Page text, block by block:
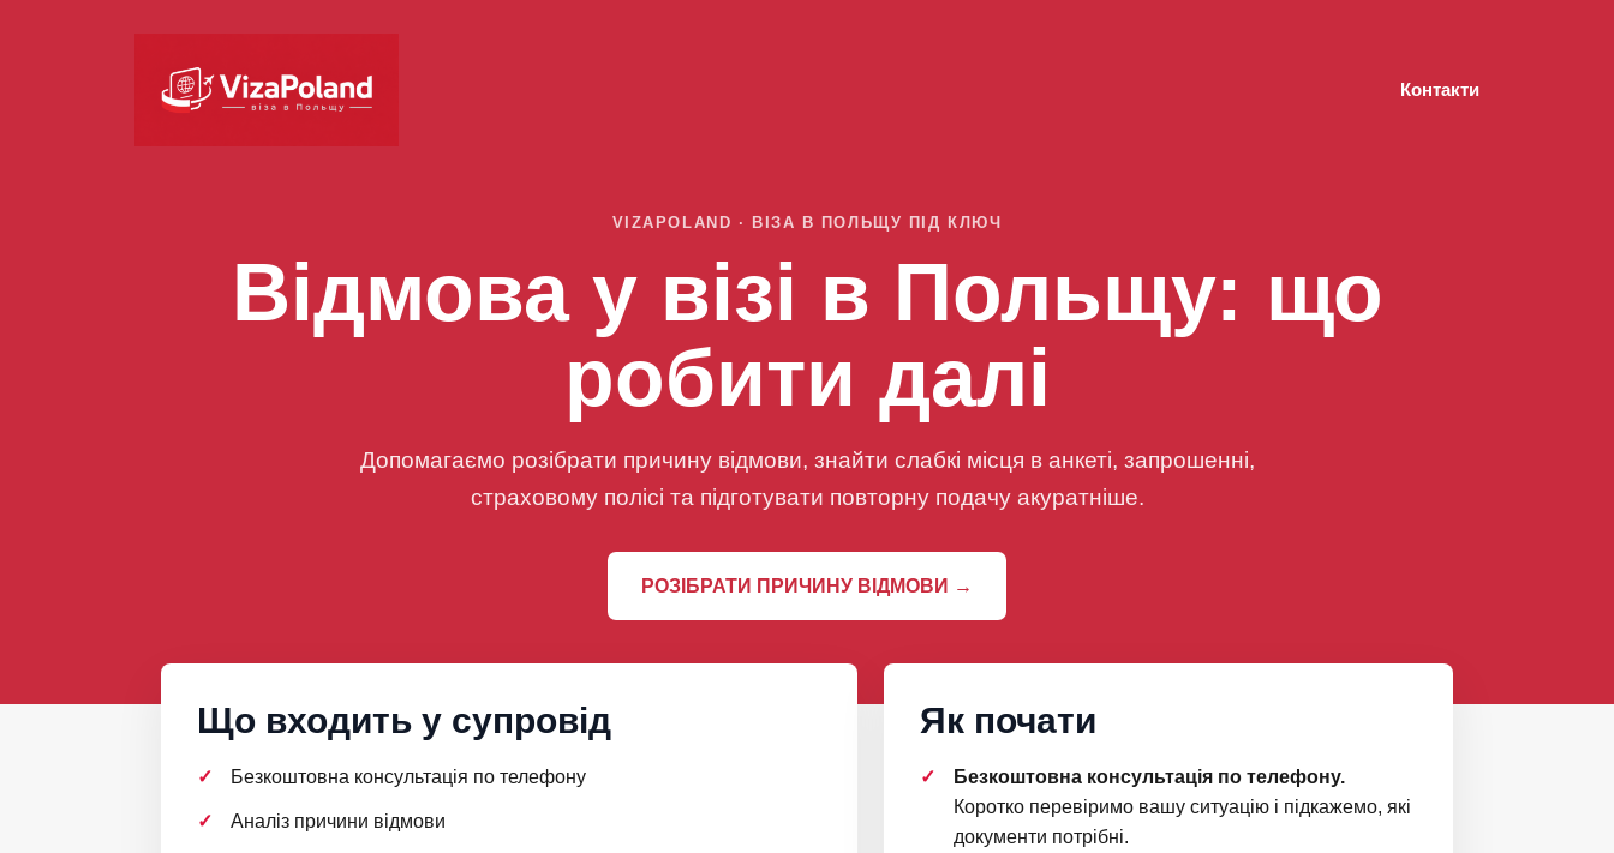
Контакти
VIZAPOLAND · ВІЗА В ПОЛЬЩУ ПІД КЛЮЧ
Відмова у візі в Польщу: що
робити далі
Допомагаємо розібрати причину відмови, знайти слабкі місця в анкеті, запрошенні,
страховому полісі та підготувати повторну подачу акуратніше.
РОЗІБРАТИ ПРИЧИНУ ВІДМОВИ →
Що входить у супровід
Безкоштовна консультація по телефону
Аналіз причини відмови
Як почати
Безкоштовна консультація по телефону.
Коротко перевіримо вашу ситуацію і підкажемо, які
документи потрібні.